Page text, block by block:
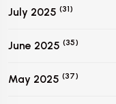
July 2025 (31)
June 2025 (35)
May 2025 (37)